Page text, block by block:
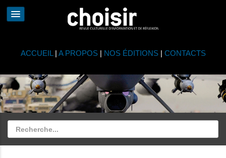
ACCUEIL | A PROPOS| NOS ÉDITIONS| CONTACTS